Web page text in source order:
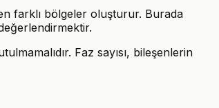
farklı bölgeler oluşturur. Burada
Faz sayısı, bileşenlerin